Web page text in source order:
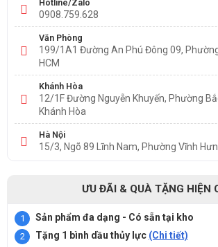
Hotline/Zalo
0908.759.628
Văn Phòng
199/1A1 Đường An Phú Đông 09,
HCM
Khánh Hòa
12/1F Đường Nguyễn Khuyến, Phường
Khánh Hòa
Hà Nội
15/3, Ngõ 89 Lĩnh Nam, Phường Vĩnh
ƯU ĐÃI & QUÀ TẶNG HIỆN
Sản phẩm đa dạng - Có sẵn tại kho
Tặng 1 bình dầu thủy lực (Chi tiết)